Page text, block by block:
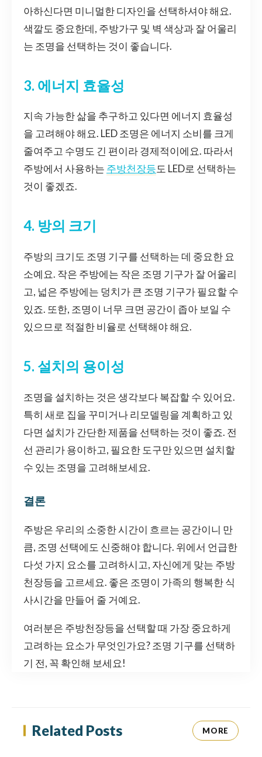
아하신다면 미니멀한 디자인을 선택하셔야 해요.
색깔도 중요한데, 주방가구 및 벽 색상과 잘 어울리
는 조명을 선택하는 것이 좋습니다.
3. 에너지 효율성
지속 가능한 삶을 추구하고 있다면 에너지 효율성
을 고려해야 해요. LED 조명은 에너지 소비를 크게
줄여주고 수명도 긴 편이라 경제적이에요. 따라서
주방에서 사용하는 주방천장등도 LED로 선택하는
것이 좋겠죠.
4. 방의 크기
주방의 크기도 조명 기구를 선택하는 데 중요한 요
소예요. 작은 주방에는 작은 조명 기구가 잘 어울리
고, 넓은 주방에는 덩치가 큰 조명 기구가 필요할 수
있죠. 또한, 조명이 너무 크면 공간이 좁아 보일 수
있으므로 적절한 비율로 선택해야 해요.
5. 설치의 용이성
조명을 설치하는 것은 생각보다 복잡할 수 있어요.
특히 새로 집을 꾸미거나 리모델링을 계획하고 있
다면 설치가 간단한 제품을 선택하는 것이 좋죠. 전
선 관리가 용이하고, 필요한 도구만 있으면 설치할
수 있는 조명을 고려해보세요.
결론
주방은 우리의 소중한 시간이 흐르는 공간이니 만
큼, 조명 선택에도 신중해야 합니다. 위에서 언급한
다섯 가지 요소를 고려하시고, 자신에게 맞는 주방
천장등을 고르세요. 좋은 조명이 가족의 행복한 식
사시간을 만들어 줄 거예요.
여러분은 주방천장등을 선택할 때 가장 중요하게
고려하는 요소가 무엇인가요? 조명 기구를 선택하
기 전, 꼭 확인해 보세요!
Related Posts MORE